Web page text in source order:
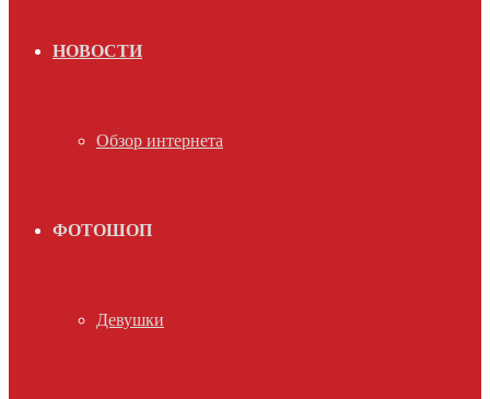
НОВОСТИ
Обзор интернета
ФОТОШОП
Девушки